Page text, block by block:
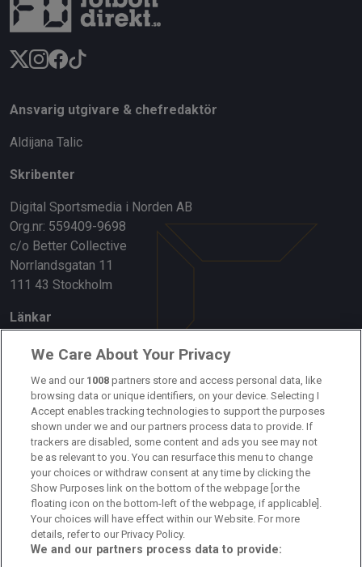
Ansvarig utgivare & chefredaktör
Aldijana Talic
Skribenter
Digital Sportsmedia i Norden AB
Org.nr: 559409-9698
c/o Better Collective
Norrlandsgatan 11
111 43 Stockholm
Länkar
Om oss
Kontakta oss
Kundtjänst
Sponsor: Rekatochklart
Annonsera på Fotbolldirekt
Redaktionell policy
Personuppgiftspolicy
We Care About Your Privacy
We and our 1008 partners store and access personal data, like
browsing data or unique identifiers, on your device. Selecting I
Accept enables tracking technologies to support the purposes
shown under we and our partners process data to provide. If
trackers are disabled, some content and ads you see may not
be as relevant to you. You can resurface this menu to change
your choices or withdraw consent at any time by clicking the
Show Purposes link on the bottom of the webpage [or the
floating icon on the bottom-left of the webpage, if applicable].
Your choices will have effect within our Website. For more
details, refer to our Privacy Policy.
We and our partners process data to provide: